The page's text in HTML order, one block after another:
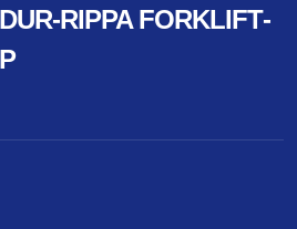
RIPPA FORKLIFT-